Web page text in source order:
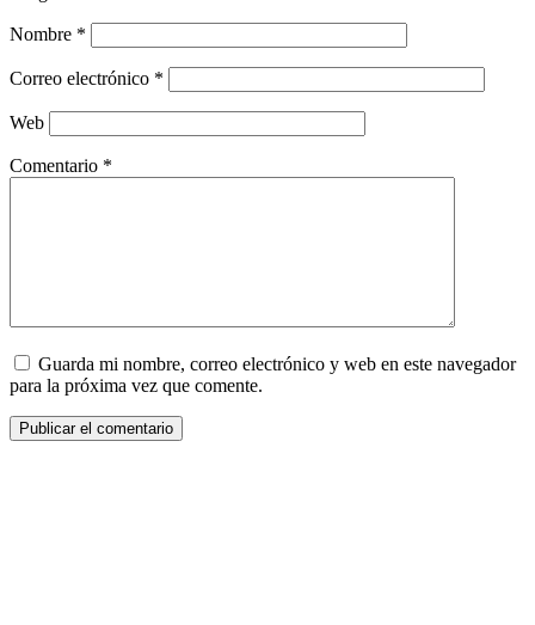
Nombre *
Correo electrónico *
Web
Comentario *
Guarda mi nombre, correo electrónico y web en este navegador
para la próxima vez que comente.